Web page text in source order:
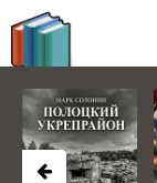
BOOK